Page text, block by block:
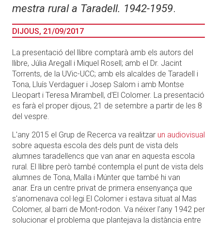
mestra rural a Taradell. 1942-1959.
DIJOUS, 21/09/2017
La presentació del llibre comptarà amb els autors del
llibre, Júlia Aregall i Miquel Rosell; amb el Dr. Jacint
Torrents, de la UVic-UCC; amb els alcaldes de Taradell i
Tona, Lluís Verdaguer i Josep Salom i amb Montse
Lleopart i Teresa Mirambell, d'El Colomer. La presentació
es farà el proper dijous, 21 de setembre a partir de les 8
del vespre.
L'any 2015 el Grup de Recerca va realitzar un audiovisual
sobre aquesta escola des dels punt de vista dels
alumnes taradellencs que van anar en aquesta escola
rural. El llibre però també contempla el punt de vista dels
alumnes de Tona, Malla i Múnter que també hi van
anar. Era un centre privat de primera ensenyança que
s'anomenava col·legi El Colomer i estava situat al Mas
Colomer, al barri de Mont-rodon. Va néixer l'any 1942 per
solucionar el problema que plantejava la distància entre